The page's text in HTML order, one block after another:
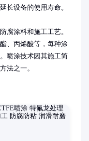
长设备的使用寿命。
腐涂料和施工工艺。
、丙烯酸等，每种涂
喷涂技术因其施工简
法之一。